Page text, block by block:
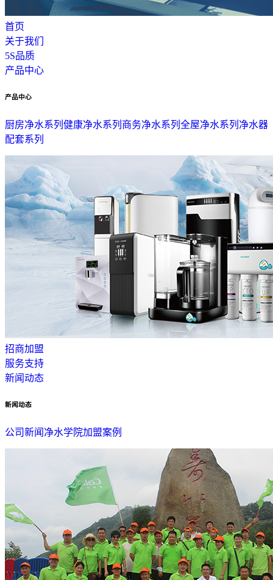
首页
关于我们
5S品质
产品中心
产品中心
厨房净水系列 健康净水系列 商务净水系列 全屋净水系列 净水器
配套系列
招商加盟
服务支持
新闻动态
新闻动态
公司新闻 净水学院加盟案例